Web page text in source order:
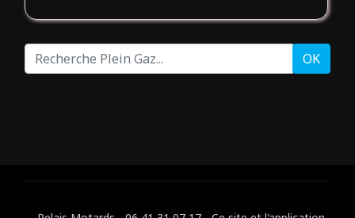
Recherche
Plein
OK